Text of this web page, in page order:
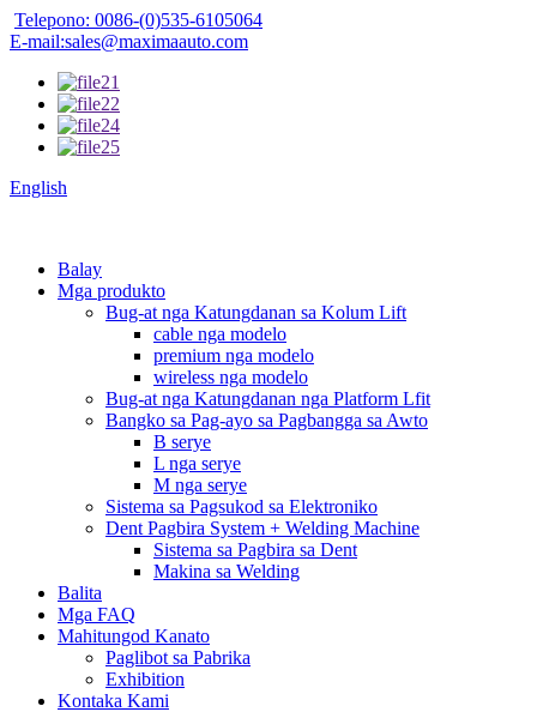
Telepono: 0086-(0)535-6105064
E-mail:sales@maximaauto.com
English
Balay
Mga produkto
Bug-at nga Katungdanan sa Kolum Lift
cable nga modelo
premium nga modelo
wireless nga modelo
Bug-at nga Katungdanan nga Platform Lfit
Bangko sa Pag-ayo sa Pagbangga sa Awto
B serye
L nga serye
M nga serye
Sistema sa Pagsukod sa Elektroniko
Dent Pagbira System + Welding Machine
Sistema sa Pagbira sa Dent
Makina sa Welding
Balita
Mga FAQ
Mahitungod Kanato
Paglibot sa Pabrika
Exhibition
Kontaka Kami